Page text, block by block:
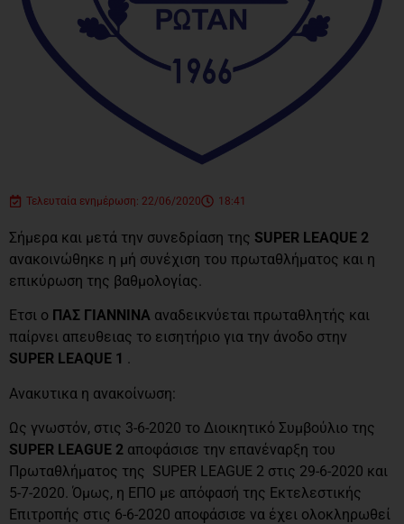
Τελευταία ενημέρωση: 22/06/2020 18:41
Σήμερα και μετά την συνεδρίαση της SUPER LEAQUE 2
ανακοινώθηκε η μή συνέχιση του πρωταθλήματος και η
επικύρωση της βαθμολογίας.
Ετσι ο ΠΑΣ ΓΙΑΝΝΙΝΑ αναδεικνύεται πρωταθλητής και
παίρνει απευθειας το εισητήριο για την άνοδο στην
SUPER LEAQUE 1 .
Ανακυτικα η ανακοίνωση:
Ως γνωστόν, στις 3-6-2020 το Διοικητικό Συμβούλιο της
SUPER LEAGUE 2 αποφάσισε την επανέναρξη του
Πρωταθλήματος της SUPER LEAGUE 2 στις 29-6-2020 και
5-7-2020. Όμως, η ΕΠΟ με απόφασή της Εκτελεστικής
Επιτροπής στις 6-6-2020 αποφάσισε να έχει ολοκληρωθεί